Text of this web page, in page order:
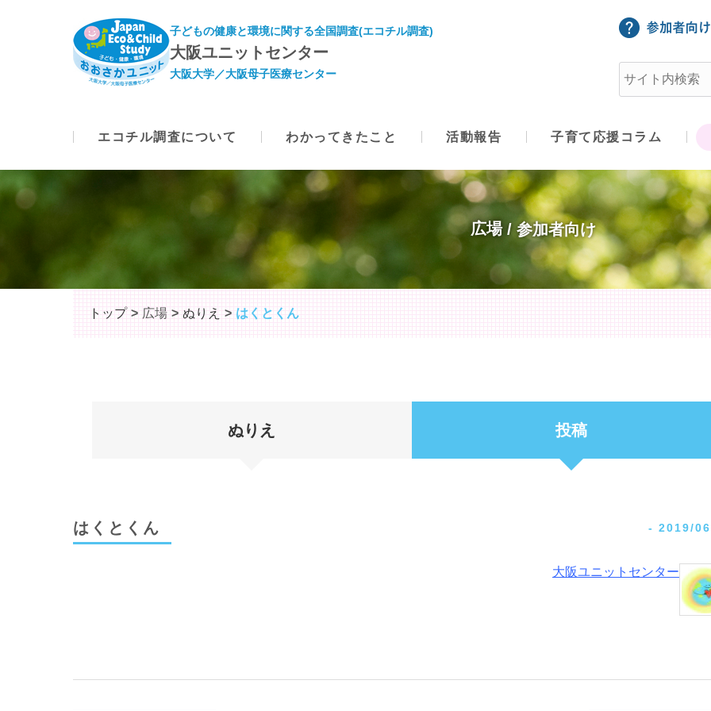
子どもの健康と環境に関する全国調査(エコチル調査)
大阪ユニットセンター
大阪大学／大阪母子医療センター
エコチル調査について わかってきたこと 活動報告 子育て応援コラム
広場
トップ 広場 ぬりえ はくとくん
ぬりえ 投稿
はくとくん - 2019/
大阪ユニットセンター